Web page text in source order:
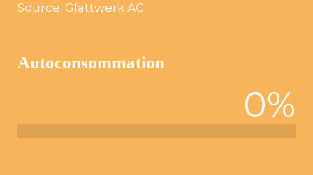
Source: Glattwerk AG
Autoconsommation
0%